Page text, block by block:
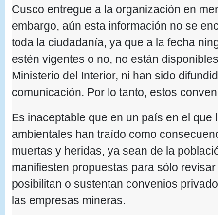
Cusco entregue a la organización en
embargo, aún esta información no se
toda la ciudadanía, ya que a la fecha
estén vigentes o no, no están
Ministerio del Interior, ni han sido
comunicación. Por lo tanto, estos
Es inaceptable que en un país en el que
ambientales han traído como
muertas y heridas, ya sean de la
manifiesten propuestas para sólo
posibilitan o sustentan convenios
las empresas mineras.